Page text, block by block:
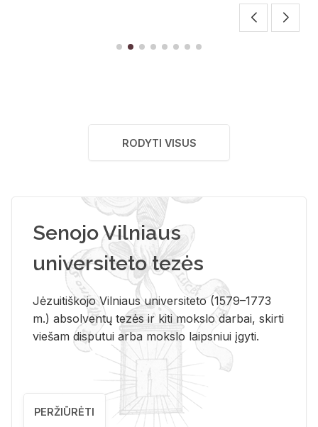
RODYTI VISUS
Senojo Vilniaus
universiteto tezės
Jėzuitiškojo Vilniaus universiteto (1579–1773
m.) absolventų tezės ir kiti mokslo darbai, skirti
viešam disputui arba mokslo laipsniui įgyti.
PERŽIŪRĖTI